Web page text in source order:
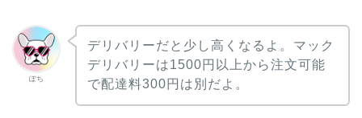
ぽち
デリバリーだと少し高くなるよ。マック
デリバリーは1500円以上から注文可能
で配達料300円は別だよ。